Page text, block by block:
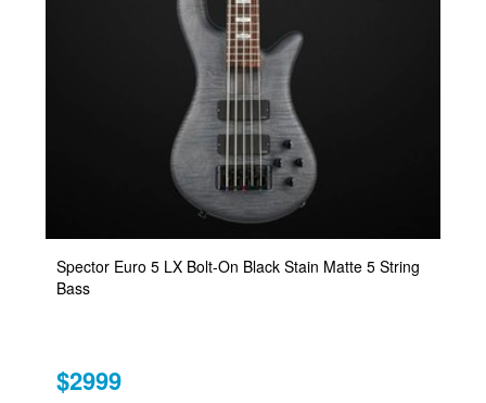
Spector Euro 5 LX Bolt-On Black Stain Matte 5 String
Bass
$2999